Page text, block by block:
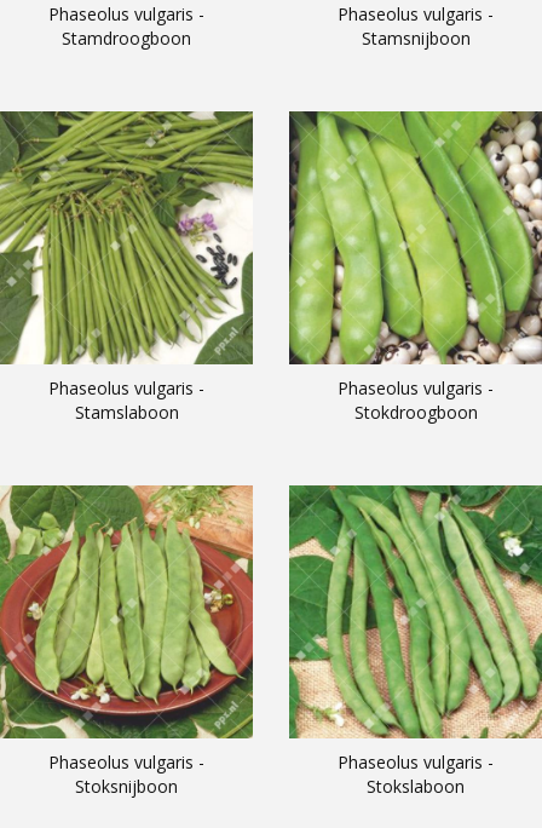
Phaseolus vulgaris -
Stamdroogboon
Phaseolus vulgaris -
Stamsnijboon
Phaseolus vulgaris -
Stamslaboon
Phaseolus vulgaris -
Stokdroogboon
Phaseolus vulgaris -
Stoksnijboon
Phaseolus vulgaris -
Stokslaboon